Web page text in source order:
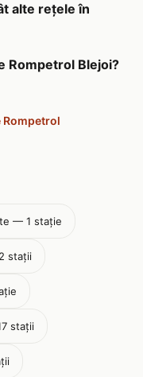
alte rețele în
Rompetrol Blejoi?
Rompetrol
— 1 stație
stații
stații